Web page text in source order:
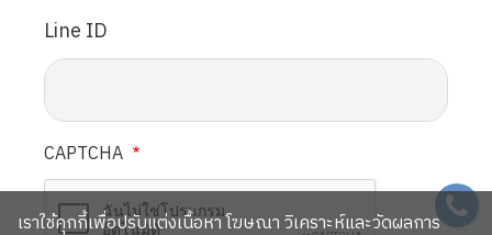
Line ID
CAPTCHA
เราใช้คุกกี้เพื่อปรับแต่งเนื้อหา โฆษณา วิเคราะห์และวัดผลการ
SVG